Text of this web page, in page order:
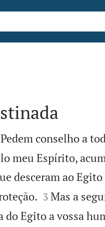
conselho a
meu Espírito,
desceram ao

3 Mas a
do Egito a vossa